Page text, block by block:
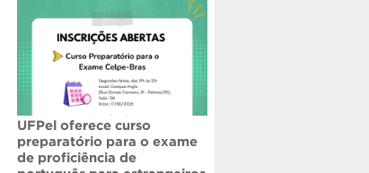
UFPel oferece curso
preparatório para o exame
de proficiência de